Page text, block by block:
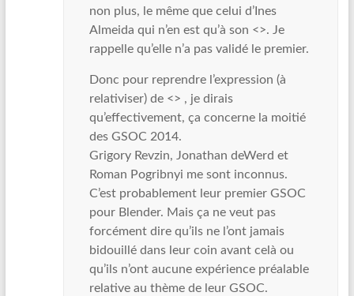
non plus, le même que celui d’Ines
Almeida qui n’en est qu’à son <>. Je
rappelle qu’elle n’a pas validé le premier.
Donc pour reprendre l’expression (à
relativiser) de <> , je dirais
qu’effectivement, ça concerne la moitié
des GSOC 2014.
Grigory Revzin, Jonathan deWerd et
Roman Pogribnyi me sont inconnus.
C’est probablement leur premier GSOC
pour Blender. Mais ça ne veut pas
forcément dire qu’ils ne l’ont jamais
bidouillé dans leur coin avant celà ou
qu’ils n’ont aucune expérience préalable
relative au thème de leur GSOC.